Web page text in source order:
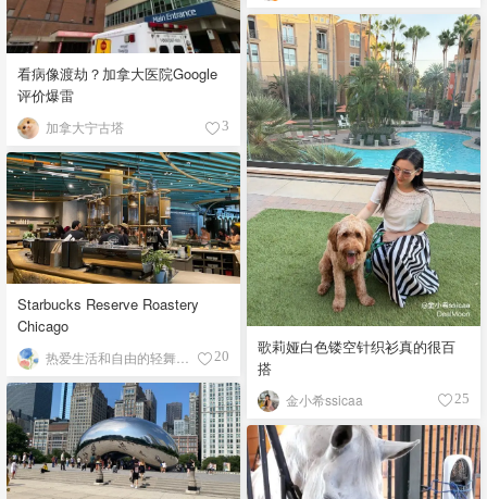
看病像渡劫？加拿大医院Google
评价爆雷
加拿大宁古塔 3
歌莉娅白色镂空针织衫真的很百
搭
金小希ssicaa 25
Starbucks Reserve Roastery
Chicago
20